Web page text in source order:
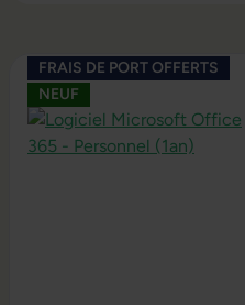
Ignorer la galerie de produits
FRAIS DE PORT OFFERTS
NEUF